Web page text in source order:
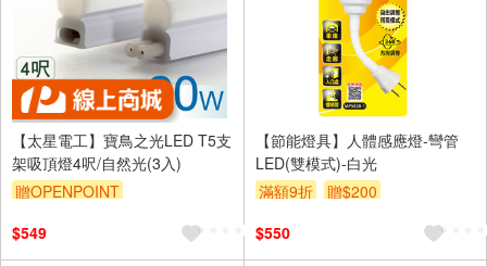
【太星電工】寶鳥之光LED T5支
架吸頂燈4呎/自然光(3入)
贈OPENPOINT
$549
【節能燈具】人體感應燈-彎管
LED(雙模式)-白光
滿額9折
贈$200
$550